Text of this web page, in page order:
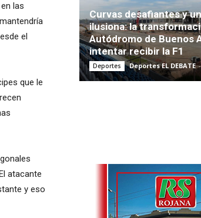
las
el
que le
atacante
y eso
Curvas desafiantes y
ilusiona: la
Autódromo de Buenos
intentar recibir la F1
Deportes Deportes EL DEBATE -